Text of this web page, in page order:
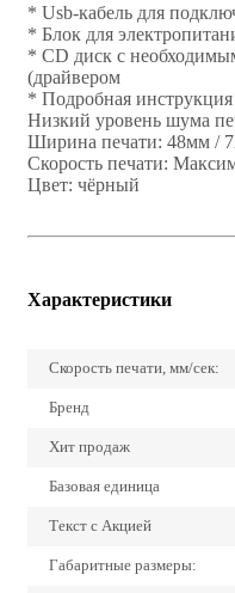
* Usb-кабель для
* Блок для
* CD диск с
(драйвером
* Подробная инструкция
Низкий уровень шума
Ширина печати: 48мм /
Скорость печати:
Цвет: чёрный
Характеристики
Скорость печати, мм/сек:
Бренд
Хит продаж
Базовая единица
Текст с Акцией
Габаритные размеры: